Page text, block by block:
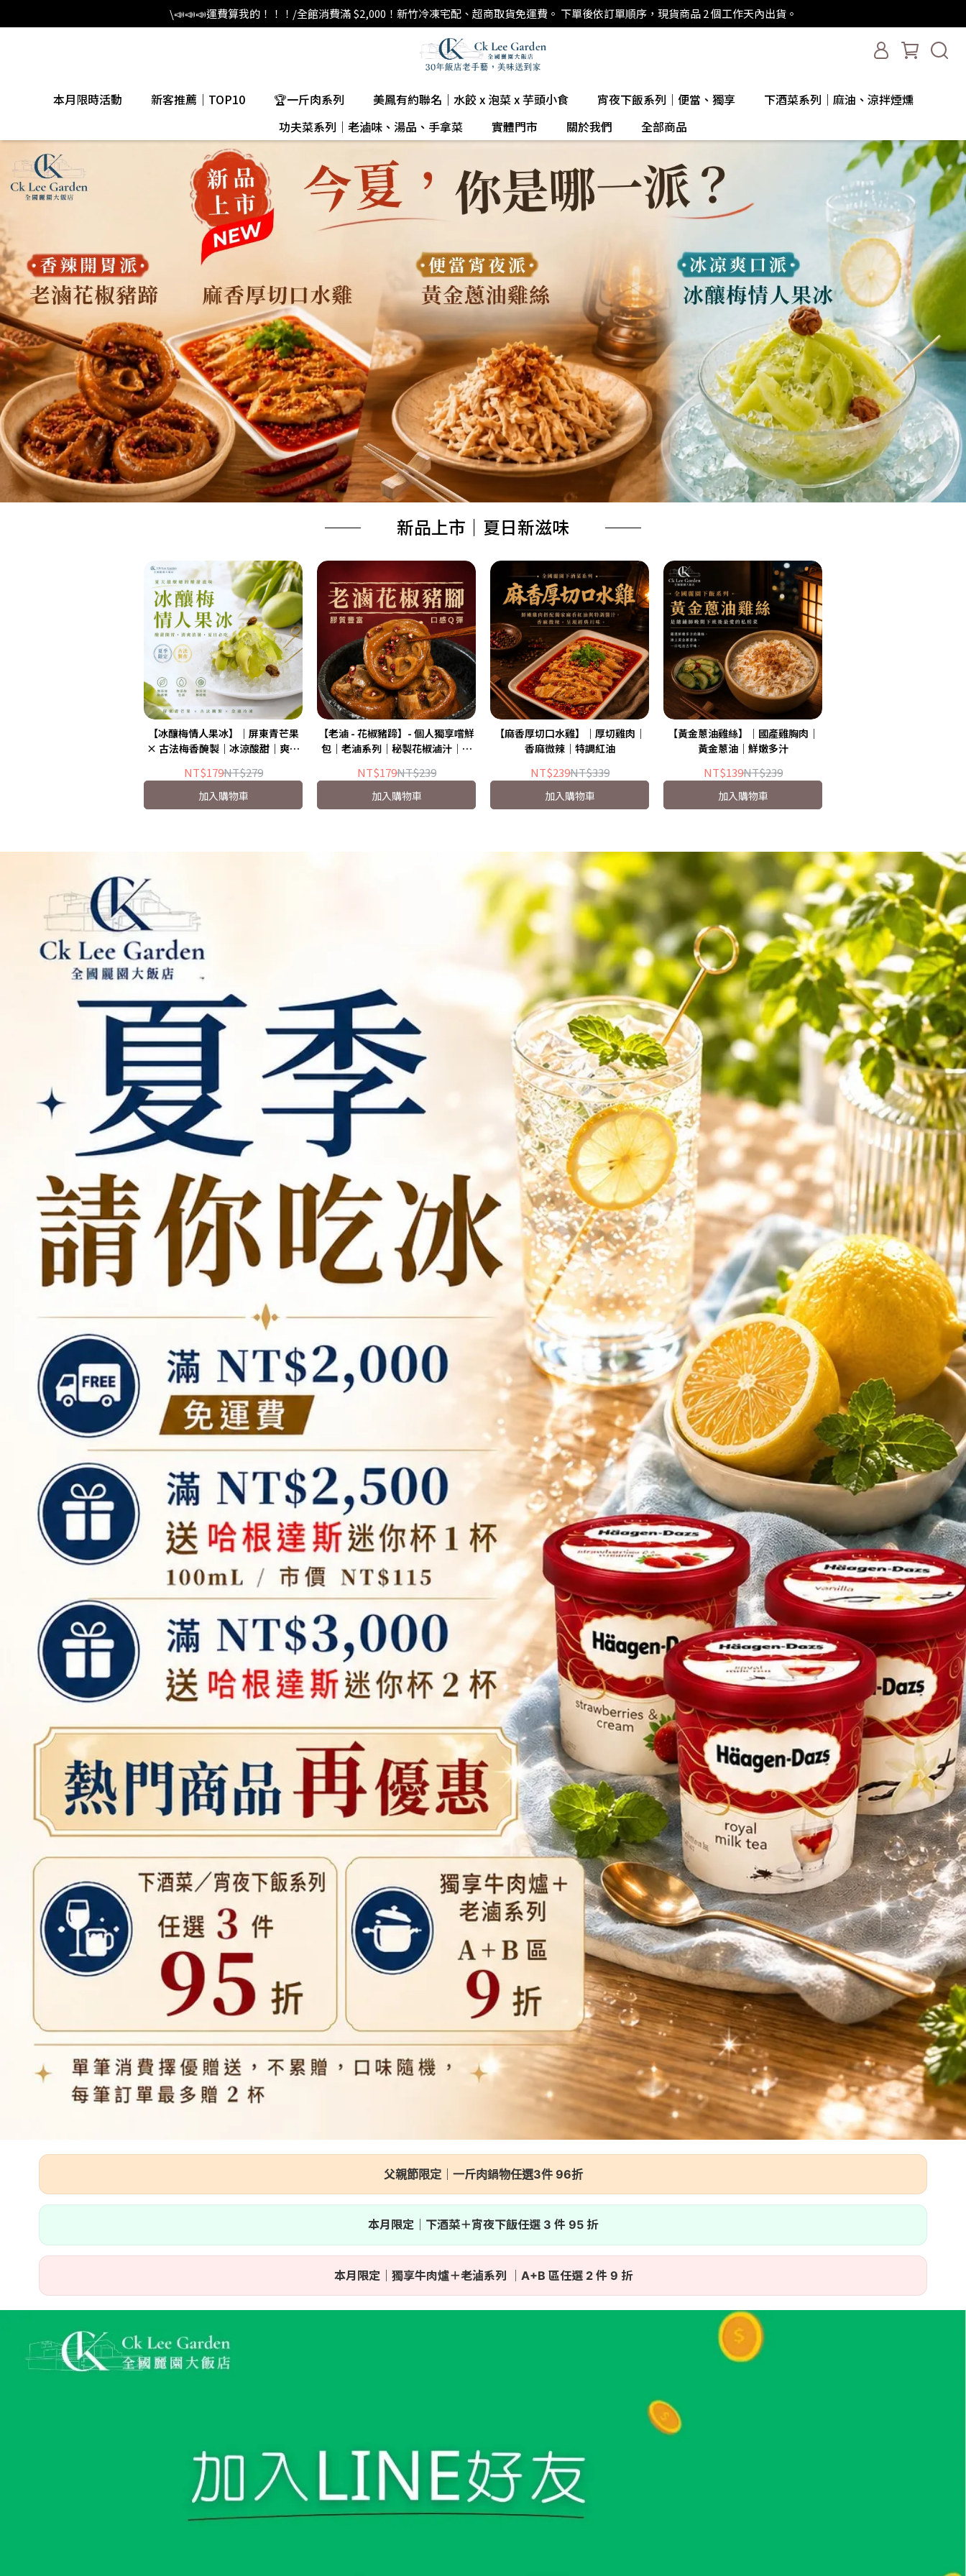
\📣📣📣運費算我的！！！/全館消費滿 $2,000！新竹冷凍宅配、超商取貨免運費。 下單後依訂單順序，現貨商品 2 個工作天內出貨。
本月限時活動 新客推薦｜TOP10 🏆一斤肉系列 美鳳有約聯名｜水餃 x 泡菜 x 芋頭小食 宵夜下飯系列｜便當、獨享
下酒菜系列｜麻油、涼拌煙燻
功夫菜系列｜老滷味、湯品、手拿菜
實體門市 關於我們 全部商品
新品上市｜夏日新滋味
【冰釀梅情人果冰】｜屏東青芒果
× 古法梅香醃製｜冰涼酸甜｜爽脆
NT$179NT$279
加入購物車
【老滷 - 花椒豬蹄】- 個人獨享嚐鮮
包｜老滷系列｜秘製花椒滷汁│膠
NT$179NT$239
加入購物車
【麻香厚切口水雞】｜厚切雞肉｜
香麻微辣｜特調紅油
NT$239NT$339
加入購物車
【黃金蔥油雞絲】｜國產雞胸肉｜
黃金蔥油｜鮮嫩多汁
NT$139NT$239
加入購物車
父親節限定｜一斤肉鍋物任選3件 96折
本月限定｜下酒菜＋宵夜下飯任選 3 件 95 折
本月限定｜獨享牛肉爐＋老滷系列 ｜A+B 區任選 2 件 9 折